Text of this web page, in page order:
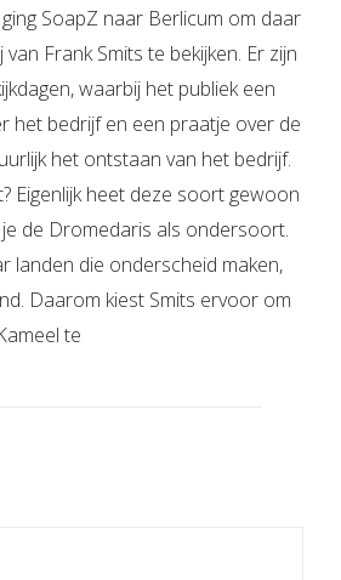
SoapZ naar Berlicum om daar
Frank Smits te bekijken. Er zijn
waarbij het publiek een
het bedrijf en een praatje over de
het ontstaan van het bedrijf.
Eigenlijk heet deze soort gewoon
je de Dromedaris als ondersoort.
landen die onderscheid maken,
Daarom kiest Smits ervoor om
te